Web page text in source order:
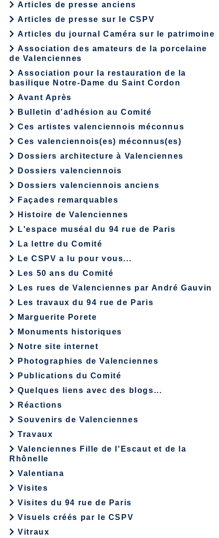
Articles de presse anciens
Articles de presse sur le CSPV
Articles du journal Caméra sur le patrimoine
Association des amateurs de la porcelaine
de Valenciennes
Association pour la restauration de la
basilique Notre-Dame du Saint Cordon
Avant Après
Bulletin d'adhésion au Comité
Ces artistes valenciennois méconnus
Ces valenciennois(es) méconnus(es)
Dossiers architecture à Valenciennes
Dossiers valenciennois
Dossiers valenciennois anciens
Façades remarquables
Histoire de Valenciennes
L'espace muséal du 94 rue de Paris
La lettre du Comité
Le CSPV a lu pour vous...
Les 50 ans du Comité
Les rues de Valenciennes par André Gauvin
Les travaux du 94 rue de Paris
Marguerite Porete
Monuments historiques
Notre site internet
Photographies de Valenciennes
Publications du Comité
Quelques liens avec des blogs...
Réactions
Souvenirs de Valenciennes
Travaux
Valenciennes Fille de l'Escaut et de la
Rhônelle
Valentiana
Visites
Visites du 94 rue de Paris
Visuels créés par le CSPV
Vitraux